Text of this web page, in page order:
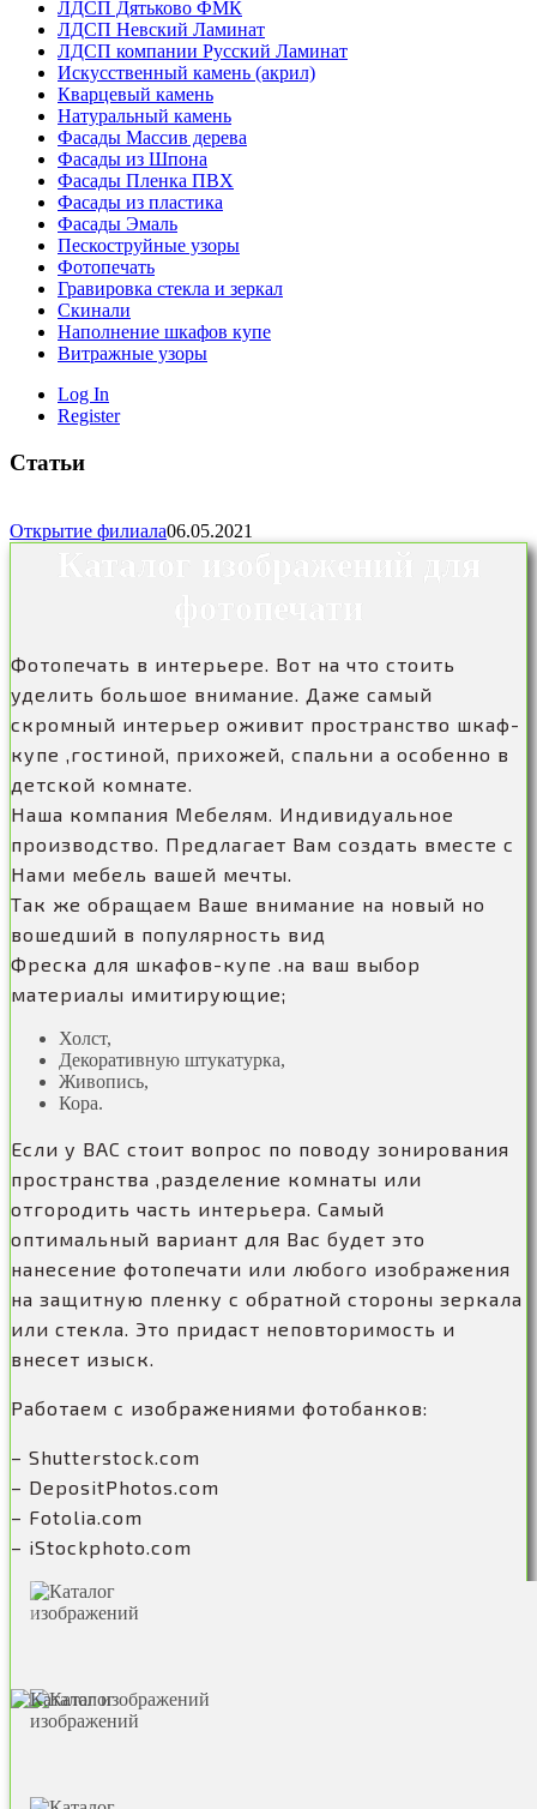
ЛДСП Дятьково ФМК
ЛДСП Невский Ламинат
ЛДСП компании Русский Ламинат
Искусственный камень (акрил)
Кварцевый камень
Натуральный камень
Фасады Массив дерева
Фасады из Шпона
Фасады Пленка ПВХ
Фасады из пластика
Фасады Эмаль
Пескоструйные узоры
Фотопечать
Гравировка стекла и зеркал
Скинали
Наполнение шкафов купе
Витражные узоры
Log In
Register
Статьи
Открытие филиала06.05.2021
Фотопечать в интерьере. Вот на что стоить
уделить большое внимание. Даже самый
скромный интерьер оживит пространство шкаф-
купе ,гостиной, прихожей, спальни а особенно в
детской комнате.
Наша компания Мебелям. Индивидуальное
производство. Предлагает Вам создать вместе с
Нами мебель вашей мечты.
Так же обращаем Ваше внимание на новый но
вошедший в популярность вид
Фреска для шкафов-купе .на ваш выбор
материалы имитирующие;
Холст,
Декоративную штукатурка,
Живопись,
Кора.
Если у ВАС стоит вопрос по поводу зонирования
пространства ,разделение комнаты или
отгородить часть интерьера. Самый
оптимальный вариант для Вас будет это
нанесение фотопечати или любого изображения
на защитную пленку с обратной стороны зеркала
или стекла. Это придаст неповторимость и
внесет изыск.
Работаем с изображениями фотобанков:
– Shutterstock.com
– DepositPhotos.com
– Fotolia.com
– iStockphoto.com